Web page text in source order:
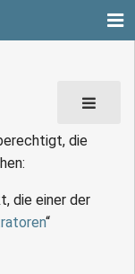
die
die einer der
“